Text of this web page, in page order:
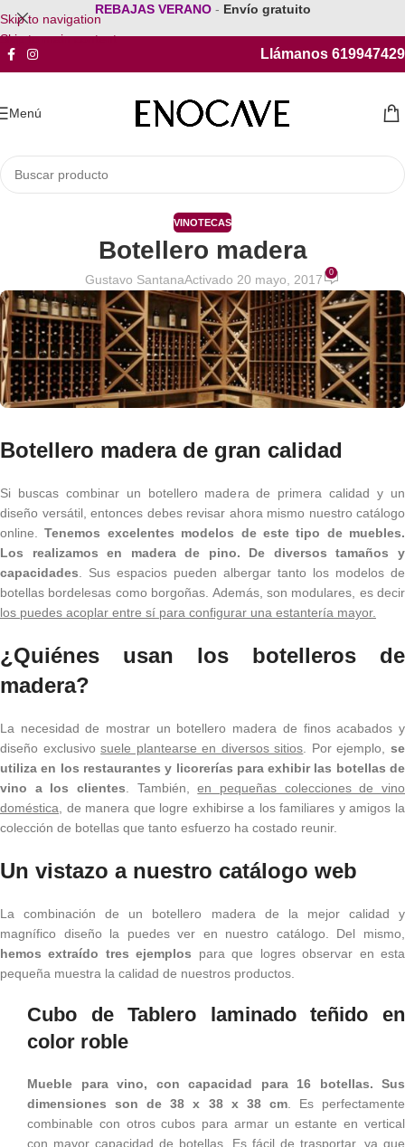
Skip to navigation
Skip to main content
REBAJAS VERANO - Envío gratuito
Llámanos 619947429
Menú
VINOTECAS
Botellero madera
Gustavo SantanaActivado 20 mayo, 2017 0
Botellero madera de gran calidad
Si buscas combinar un botellero madera de primera calidad y un
diseño versátil, entonces debes revisar ahora mismo nuestro catálogo
online.Tenemos excelentes modelos de este tipo de muebles.
Los realizamos en madera de pino. De diversos tamaños y
capacidades . Sus espacios pueden albergar tanto los modelos de
botellas bordelesas como borgoñas. Además, son modulares, es decir
los puedes acoplar entre sí para configurar una estantería mayor.
¿Quiénes usan los botelleros de
madera?
La necesidad de mostrar un botellero madera de finos acabados y
diseño exclusivosuele plantearse en diversos sitios . Por ejemplo,se
utiliza en los restaurantes y licorerías para exhibir las botellas de
vino a los clientes . También,en pequeñas colecciones de vino
doméstica,
de manera que logre exhibirse a los familiares y amigos la
colección de botellas que tanto esfuerzo ha costado reunir.
Un vistazo a nuestro catálogo web
La combinación de un botellero madera de la mejor calidad y
magnífico diseño la puedes ver en nuestro catálogo. Del mismo,
hemos extraído tres ejemplos para que logres observar en esta
pequeña muestra la calidad de nuestros productos.
Cubo de Tablero laminado teñido en
color roble
Mueble para vino, con capacidad para 16 botellas. Sus
dimensiones son de 38 x 38 x 38 cm. Es perfectamente
combinable con otros cubos para armar un estante en vertical
con mayor capacidad de botellas. Es fácil de trasportar, ya que